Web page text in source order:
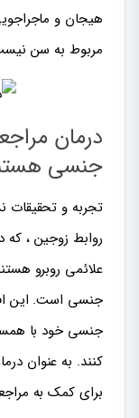
هیجان و
مربوط به سن
درمان
جنسی
تجربه و تحقیقات
روابط زوجین ، که
علائمی روبرو
جنسی است. این
جنسی خود با
کنند. به عنوان
برای کمک به